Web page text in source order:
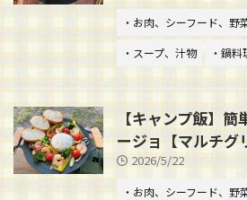
・お肉、シーフード、野
・スープ、汁物
・鍋料
【キャンプ飯】
ージョ【マルチグ
2026/5/22
・お肉、シーフード、野